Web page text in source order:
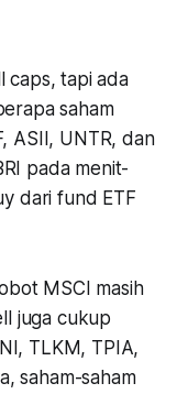
caps, tapi ada
saham
ASII, UNTR, dan
pada menit-
dari fund ETF
MSCI masih
juga cukup
TLKM, TPIA,
saham-saham